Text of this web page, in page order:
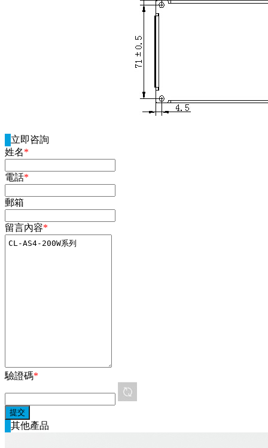
立即咨詢
姓名*
電話*
郵箱
留言內容*
驗證碼*
其他產品